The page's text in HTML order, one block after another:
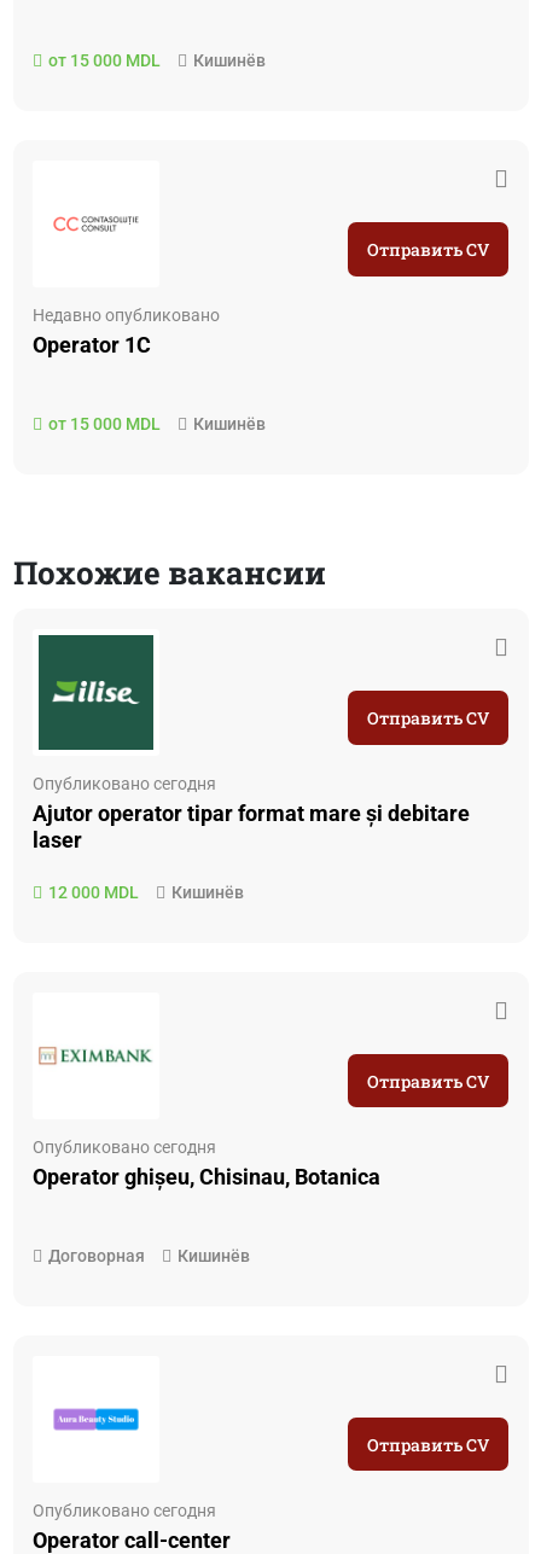
от 15 000 MDL Кишинёв
Недавно опубликовано
Operator 1C
от 15 000 MDL Кишинёв
Отправить CV
Похожие вакансии
Опубликовано сегодня
Ajutor operator tipar format mare și debitare
laser
12 000 MDL Кишинёв
Отправить CV
Опубликовано сегодня
Operator ghișeu, Chisinau, Botanica
Договорная Кишинёв
Отправить CV
Опубликовано сегодня
Operator call-center
Отправить CV